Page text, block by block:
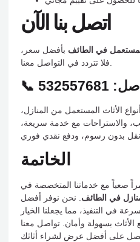
اتصل بنا الآن
في الطائف بأفضل سعر،
الأثاث المستعمل من المنازل،
والاستراحات مع خدمة سريعة،
الخاتمة
صعباً مع خدماتنا المتخصصة في
في الطائف. نحن نوفر أفضل
في التنفيذ، مما يجعلنا الخيار
بسهولة وأمان. تواصل معنا
على أفضل عرض لشراء أثاثك